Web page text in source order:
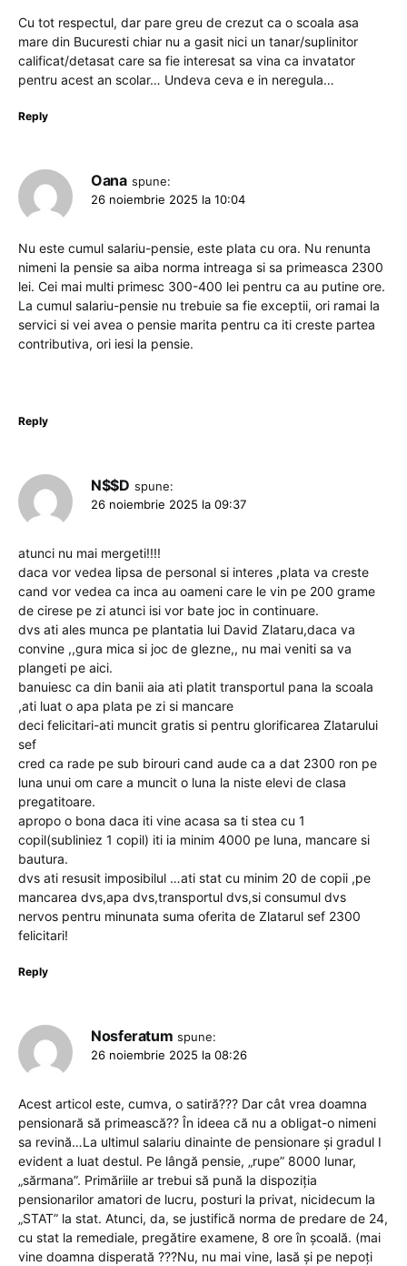
Cu tot respectul, dar pare greu de crezut ca o scoala asa
mare din Bucuresti chiar nu a gasit nici un tanar/suplinitor
calificat/detasat care sa fie interesat sa vina ca invatator
pentru acest an scolar… Undeva ceva e in neregula…
Reply
Oana spune:
26 noiembrie 2025 la 10:04
Nu este cumul salariu-pensie, este plata cu ora. Nu renunta
nimeni la pensie sa aiba norma intreaga si sa primeasca 2300
lei. Cei mai multi primesc 300-400 lei pentru ca au putine ore.
La cumul salariu-pensie nu trebuie sa fie exceptii, ori ramai la
servici si vei avea o pensie marita pentru ca iti creste partea
contributiva, ori iesi la pensie.
Reply
N$$D spune:
26 noiembrie 2025 la 09:37
atunci nu mai mergeti!!!!
daca vor vedea lipsa de personal si interes ,plata va creste
cand vor vedea ca inca au oameni care le vin pe 200 grame
de cirese pe zi atunci isi vor bate joc in continuare.
dvs ati ales munca pe plantatia lui David Zlataru,daca va
convine ,,gura mica si joc de glezne,, nu mai veniti sa va
plangeti pe aici.
banuiesc ca din banii aia ati platit transportul pana la scoala
,ati luat o apa plata pe zi si mancare
deci felicitari-ati muncit gratis si pentru glorificarea Zlatarului
sef
cred ca rade pe sub birouri cand aude ca a dat 2300 ron pe
luna unui om care a muncit o luna la niste elevi de clasa
pregatitoare.
apropo o bona daca iti vine acasa sa ti stea cu 1
copil(subliniez 1 copil) iti ia minim 4000 pe luna, mancare si
bautura.
dvs ati resusit imposibilul …ati stat cu minim 20 de copii ,pe
mancarea dvs,apa dvs,transportul dvs,si consumul dvs
nervos pentru minunata suma oferita de Zlatarul sef 2300
felicitari!
Reply
Nosferatum spune:
26 noiembrie 2025 la 08:26
Acest articol este, cumva, o satiră??? Dar cât vrea doamna
pensionară să primească?? În ideea că nu a obligat-o nimeni
sa revină…La ultimul salariu dinainte de pensionare și gradul I
evident a luat destul. Pe lângă pensie, „rupe” 8000 lunar,
„sărmana”. Primăriile ar trebui să pună la dispoziția
pensionarilor amatori de lucru, posturi la privat, nicidecum la
„STAT” la stat. Atunci, da, se justifică norma de predare de 24,
cu stat la remediale, pregătire examene, 8 ore în școală. (mai
vine doamna disperată ???Nu, nu mai vine, lasă și pe nepoți